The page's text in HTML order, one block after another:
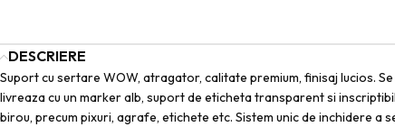
DESCRIERE
Suport cu sertare WOW, atragator, calitate premium, finisaj lucios.
livreaza cu un marker alb, suport de eticheta transparent si
birou, precum pixuri, agrafe, etichete etc. Sistem unic de inchidere